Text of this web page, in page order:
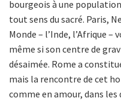
bourgeois à une
tout sens du sacré. Paris,
Monde – l’Inde, l’Afrique
même si son centre de
désaimée. Rome a
mais la rencontre de cet
comme en amour, dans les